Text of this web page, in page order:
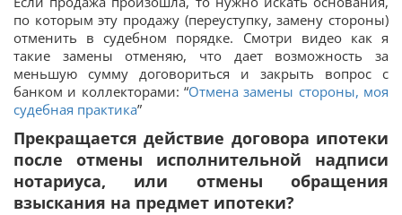
по которым эту продажу (переуступку, замену стороны)
отменить в судебном порядке. Смотри видео как я
такие замены отменяю, что дает возможность за
меньшую сумму договориться и закрыть вопрос с
банком и коллекторами: “Отмена замены стороны, моя
судебная практика”
Прекращается действие договора ипотеки
после отмены исполнительной надписи
нотариуса, или отмены обращения
взыскания на предмет ипотеки?